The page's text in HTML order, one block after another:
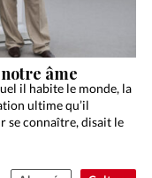
âme
il habite le monde, la
ultime qu’il
se connaître, disait le